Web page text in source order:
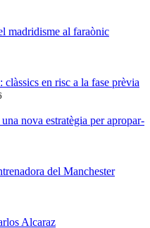
madridisme al faraònic
en risc a la fase prèvia
nova estratègia per apropar-
del Manchester
Alcaraz